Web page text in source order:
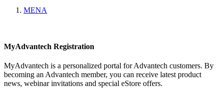
MENA
MyAdvantech Registration
MyAdvantech is a personalized portal for Advantech customers. By
becoming an Advantech member, you can receive latest product
news, webinar invitations and special eStore offers.